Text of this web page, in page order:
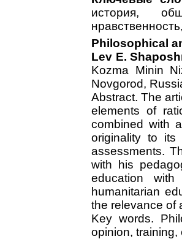
история,
Philosophical
Lev Е.
Kozma Minin
Novgorod,
Abstract. The
elements of
combined with
originality to its
assessments.
with his
education
humanitarian
the relevance of
Key words.
opinion, training,